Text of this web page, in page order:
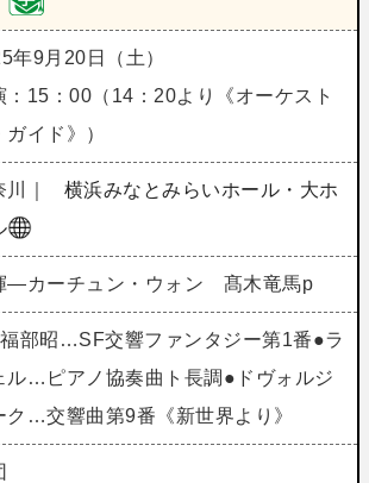
年9月20日（土）
：15：00（14：20より《オーケスト
ガイド》）
川｜
横浜みなとみらいホール・大ホ
―カーチュン・ウォン 髙木竜馬p
部昭…SF交響ファンタジー第1番●ラ
ル…ピアノ協奏曲ト長調●ドヴォルジ
ク…交響曲第9番《新世界より》